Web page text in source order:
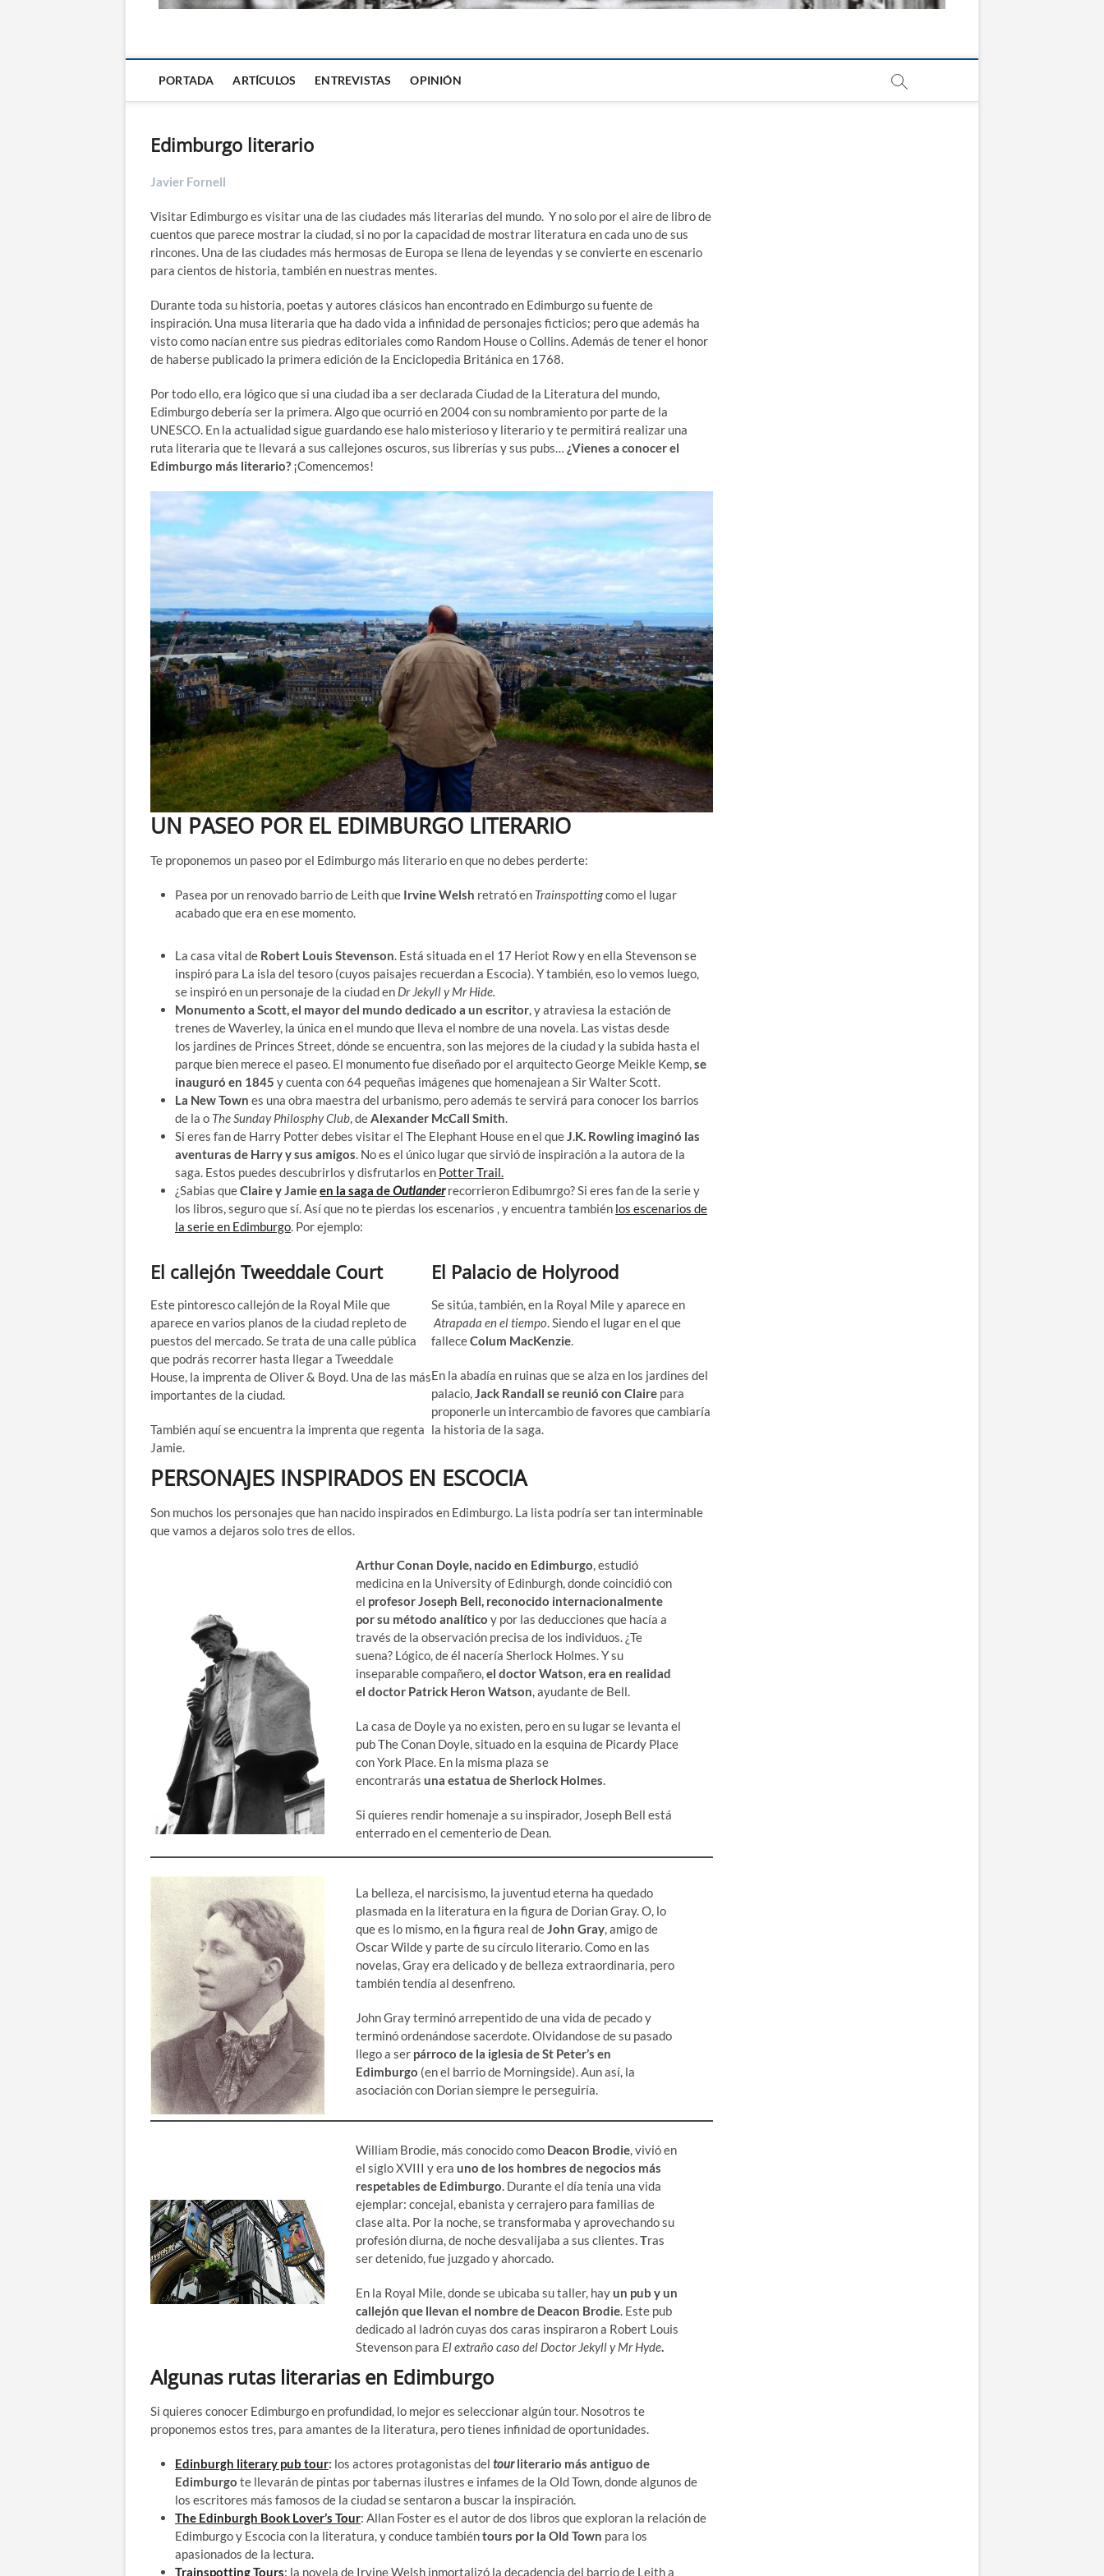
PORTADA ARTÍCULOS ENTREVISTAS OPINIÓN
Edimburgo literario
Javier Fornell
Visitar Edimburgo es visitar una de las ciudades más literarias del mundo. Y no solo por el aire de libro de
cuentos que parece mostrar la ciudad, si no por la capacidad de mostrar literatura en cada uno de sus
rincones. Una de las ciudades más hermosas de Europa se llena de leyendas y se convierte en escenario
para cientos de historia, también en nuestras mentes.
Durante toda su historia, poetas y autores clásicos han encontrado en Edimburgo su fuente de
inspiración. Una musa literaria que ha dado vida a infinidad de personajes ficticios; pero que además ha
visto como nacían entre sus piedras editoriales como Random House o Collins. Además de tener el honor
de haberse publicado la primera edición de la Enciclopedia Británica en 1768.
Por todo ello, era lógico que si una ciudad iba a ser declarada Ciudad de la Literatura del mundo,
Edimburgo debería ser la primera. Algo que ocurrió en 2004 con su nombramiento por parte de la
UNESCO. En la actualidad sigue guardando ese halo misterioso y literario y te permitirá realizar una
ruta literaria que te llevará a sus callejones oscuros, sus librerías y sus pubs… ¿Vienes a conocer el
Edimburgo más literario? ¡Comencemos!
UN PASEO POR EL EDIMBURGO LITERARIO
Te proponemos un paseo por el Edimburgo más literario en que no debes perderte:
Pasea por un renovado barrio de Leith que Irvine Welsh retrató en Trainspottingcomo el lugar
acabado que era en ese momento.
La casa vital de Robert Louis Stevenson. Está situada en el 17 Heriot Row y en ella Stevenson se
inspiró para La isla del tesoro (cuyos paisajes recuerdan a Escocia). Y también, eso lo vemos luego,
se inspiró en un personaje de la ciudad en Dr Jekyll y Mr Hide.
Monumento a Scott, el mayor del mundo dedicado a un escritor, y atraviesa la estación de
trenes de Waverley, la única en el mundo que lleva el nombre de una novela. Las vistas desde
los jardines de Princes Street, dónde se encuentra, son las mejores de la ciudad y la subida hasta el
parque bien merece el paseo. El monumento fue diseñado por el arquitecto George Meikle Kemp,se
inauguró en 1845 y cuenta con 64 pequeñas imágenes que homenajean a Sir Walter Scott.
La New Town es una obra maestra del urbanismo, pero además te servirá para conocer los barrios
de la o The Sunday Philosphy Club, deAlexander McCall Smith.
Si eres fan de Harry Potter debes visitar el The Elephant House en el queJ.K. Rowling imaginó las
aventuras de Harry y sus amigos. No es el único lugar que sirvió de inspiración a la autora de la
saga. Estos puedes descubrirlos y disfrutarlos en Potter Trail.
¿Sabias queClaire y Jamieen la saga deOutlanderrecorrieron Edibumrgo? Si eres fan de la serie y
los libros, seguro que sí. Así que no te pierdas los escenarios , y encuentra también los escenarios de
la serie en Edimburgo. Por ejemplo:
El callejón Tweeddale Court
Este pintoresco callejón de la Royal Mile que
aparece en varios planos de la ciudad repleto de
puestos del mercado. Se trata de una calle pública
que podrás recorrer hasta llegar a Tweeddale
House, la imprenta de Oliver & Boyd. Una de las más
importantes de la ciudad.
También aquí se encuentra la imprenta que regenta
Jamie.
El Palacio de Holyrood
Se sitúa, también, en la Royal Mile y aparece en
Atrapada en eltiempo. Siendo el lugar en el que
falleceColum MacKenzie.
En la abadía en ruinas que se alza en los jardines del
palacio,Jack Randall se reunió con Claire para
proponerle un intercambio de favores que cambiaría
la historia de la saga.
PERSONAJES INSPIRADOS EN ESCOCIA
Son muchos los personajes que han nacido inspirados en Edimburgo. La lista podría ser tan interminable
que vamos a dejaros solo tres de ellos.
Arthur Conan Doyle, nacido en Edimburgo, estudió
medicina en la University of Edinburgh, donde coincidió con
el profesor Joseph Bell, reconocido internacionalmente
por su método analítico y por las deducciones que hacía a
través de la observación precisa de los individuos. ¿Te
suena? Lógico, de él nacería Sherlock Holmes. Y su
inseparable compañero,el doctorWatson,era en realidad
el doctor Patrick Heron Watson, ayudante de Bell.
La casa de Doyle ya no existen, pero en su lugar se levanta el
pub The Conan Doyle, situado en la esquina de Picardy Place
con York Place. En la misma plaza se
encontrarás una estatua de Sherlock Holmes.
Si quieres rendir homenaje a su inspirador, Joseph Bell está
enterrado en el cementerio de Dean.
La belleza, el narcisismo, la juventud eterna ha quedado
plasmada en la literatura en la figura de Dorian Gray. O, lo
que es lo mismo, en la figura real deJohn Gray, amigo de
Oscar Wilde y parte de su círculo literario. Como en las
novelas, Gray era delicado y de belleza extraordinaria, pero
también tendía al desenfreno.
John Gray terminó arrepentido de una vida de pecado y
terminó ordenándose sacerdote. Olvidandose de su pasado
llego a ser párroco de la iglesia de St Peter’s en
Edimburgo (en el barrio de Morningside). Aun así, la
asociación con Dorian siempre le perseguiría.
William Brodie, más conocido como Deacon Brodie, vivió en
el siglo XVIII y era uno de los hombres de negocios más
respetables de Edimburgo. Durante el día tenía una vida
ejemplar: concejal, ebanista y cerrajero para familias de
clase alta. Por la noche, se transformaba y aprovechando su
profesión diurna, de noche desvalijaba a sus clientes.Tras
ser detenido, fue juzgado y ahorcado.
En la Royal Mile, donde se ubicaba su taller, hayun pub y un
callejón que llevan el nombre de Deacon Brodie. Este pub
dedicado al ladrón cuyas dos caras inspiraron a Robert Louis
Stevenson para El extraño caso del Doctor Jekyll y Mr Hyde.
Algunas rutas literarias en Edimburgo
Si quieres conocer Edimburgo en profundidad, lo mejor es seleccionar algún tour. Nosotros te
proponemos estos tres, para amantes de la literatura, pero tienes infinidad de oportunidades.
Edinburgh literary pub tour: los actores protagonistas del tourliterario más antiguo de
Edimburgo te llevarán de pintas por tabernas ilustres e infames de la Old Town, donde algunos de
los escritores más famosos de la ciudad se sentaron a buscar la inspiración.
The Edinburgh Book Lover’s Tour: Allan Foster es el autor de dos libros que exploran la relación de
Edimburgo y Escocia con la literatura, y conduce tambiéntours por la Old Town para los
apasionados de la lectura.
Trainspotting Tours: la novela de Irvine Welsh inmortalizó la decadencia del barrio de Leith a